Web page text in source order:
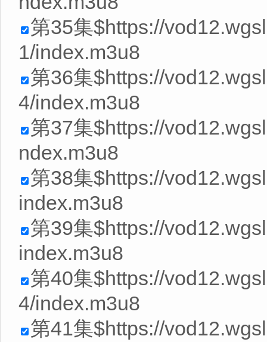
第35集$https://
1/index.m3u8
第36集$https://
4/index.m3u8
第37集$https://
ndex.m3u8
第38集$https://
index.m3u8
第39集$https://
index.m3u8
第40集$https://
4/index.m3u8
第41集$https://